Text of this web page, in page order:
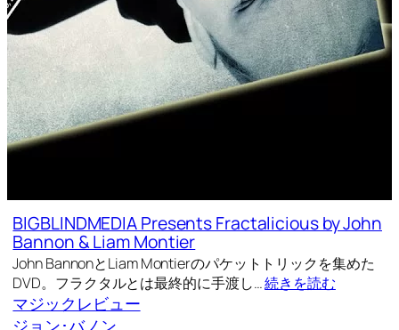
BIGBLINDMEDIA Presents Fractalicious by John
Bannon & Liam Montier
John BannonとLiam Montierのパケットトリックを集めた
DVD。フラクタルとは最終的に手渡し…続きを読む
マジックレビュー